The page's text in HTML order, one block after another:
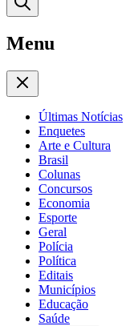
Menu
Últimas Notícias
Enquetes
Arte e Cultura
Brasil
Colunas
Concursos
Economia
Esporte
Geral
Polícia
Política
Editais
Municípios
Educação
Saúde